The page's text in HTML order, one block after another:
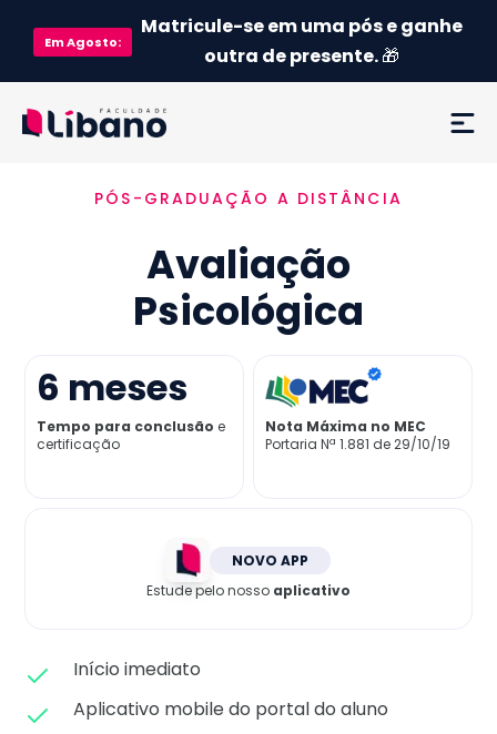
EmAgosto:
Matricule-se em uma pós e ganhe
outra de presente.🎁
Ementa
Como funciona
Credenciamento MEC
Preço
Já sou aluno
PÓS-GRADUAÇÃO A DISTÂNCIA
Avaliação
Psicológica
6 meses
Tempo para conclusão e
certificação
Nota Máxima no MEC
Portaria Nª 1.881 de 29/10/19
NOVO APP
Estude pelo nosso aplicativo
Início imediato
Aplicativo mobile do portal do aluno